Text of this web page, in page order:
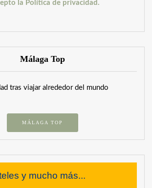
la Política de privacidad.
Málaga Top
tras viajar alrededor del mundo
MÁLAGA TOP
y mucho más...